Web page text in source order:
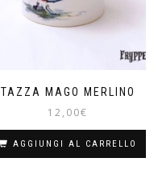
TAZZA MAGO MERLINO
12,00€
AGGIUNGI AL CARRELLO